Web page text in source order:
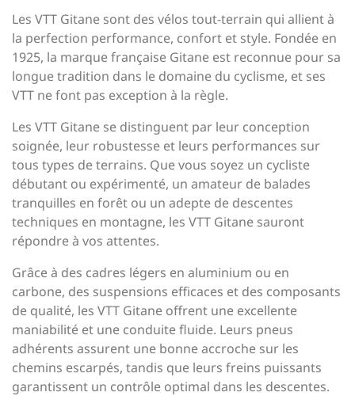
Les VTT Gitane sont des vélos tout-terrain qui allient à
la perfection performance, confort et style. Fondée en
1925, la marque française Gitane est reconnue pour sa
longue tradition dans le domaine du cyclisme, et ses
VTT ne font pas exception à la règle.
Les VTT Gitane se distinguent par leur conception
soignée, leur robustesse et leurs performances sur
tous types de terrains. Que vous soyez un cycliste
débutant ou expérimenté, un amateur de balades
tranquilles en forêt ou un adepte de descentes
techniques en montagne, les VTT Gitane sauront
répondre à vos attentes.
Grâce à des cadres légers en aluminium ou en
carbone, des suspensions efficaces et des composants
de qualité, les VTT Gitane offrent une excellente
maniabilité et une conduite fluide. Leurs pneus
adhérents assurent une bonne accroche sur les
chemins escarpés, tandis que leurs freins puissants
garantissent un contrôle optimal dans les descentes.